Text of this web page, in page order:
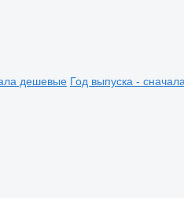
дешевые Год выпуска -